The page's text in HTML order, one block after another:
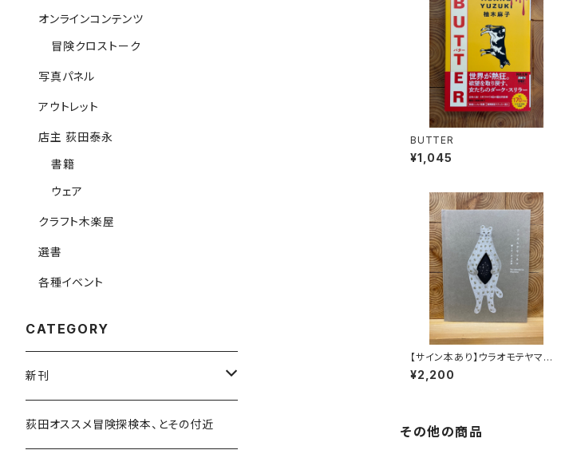
BUTTER
¥1,045
【サイン本あり】ウラオモテヤマネ
コ
¥2,200
その他の商品
オンラインコンテンツ
冒険クロストーク
写真パネル
アウトレット
店主 荻田泰永
書籍
ウェア
クラフト木楽屋
選書
各種イベント
CATEGORY
新刊
和書
荻田オススメ冒険探検本、とその付近